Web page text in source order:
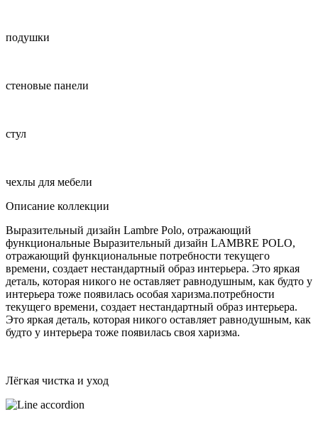
подушки
стеновые панели
стул
чехлы для мебели
Описание коллекции
Выразительный дизайн Lambre Polo, отражающий
функциональные Выразительный дизайн LAMBRE POLO,
отражающий функциональные потребности текущего
времени, создает нестандартный образ интерьера. Это яркая
деталь, которая никого не оставляет равнодушным, как будто у
интерьера тоже появилась особая харизма.потребности
текущего времени, создает нестандартный образ интерьера.
Это яркая деталь, которая никого оставляет равнодушным, как
будто у интерьера тоже появилась своя харизма.
Лёгкая чистка и уход